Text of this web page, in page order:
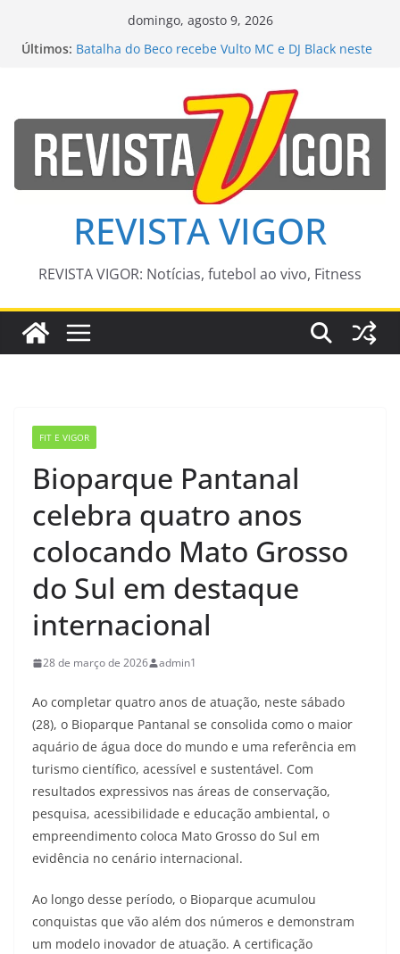
domingo, agosto 9, 2026
Últimos: Batalha do Beco recebe Vulto MC e DJ Black neste
Quatro pessoas morrem em queda de helicóptero
Secretaria Municipal de Saúde incentiva homens
a cuidar da saúde antes e durante a paternidade
Criatividade de ambulantes é tema de exposição
fotográfica no Rio
Aos 96 anos, Fernanda Montenegro enfrenta
problema de saúde e equipe revela diagnóstico
REVISTA VIGOR
REVISTA VIGOR: Notícias, futebol ao vivo, Fitness
FIT E VIGOR
Bioparque Pantanal
celebra quatro anos
colocando Mato Grosso
do Sul em destaque
internacional
28 de março de 2026 admin1
Ao completar quatro anos de atuação, neste sábado
(28), o Bioparque Pantanal se consolida como o maior
aquário de água doce do mundo e uma referência em
turismo científico, acessível e sustentável. Com
resultados expressivos nas áreas de conservação,
pesquisa, acessibilidade e educação ambiental, o
empreendimento coloca Mato Grosso do Sul em
evidência no cenário internacional.
Ao longo desse período, o Bioparque acumulou
conquistas que vão além dos números e demonstram
um modelo inovador de atuação. A certificação